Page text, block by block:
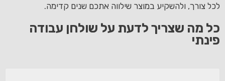
לכל צורך, ולהשקיע במוצר שילווה אתכם שנים קדימה.
כל מה שצריך לדעת על שולחן עבודה
פינתי